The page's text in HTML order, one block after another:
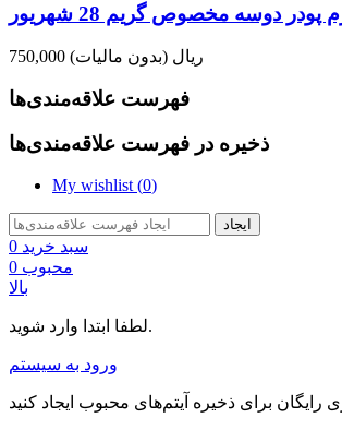
دوسه مخصوص گریم 28 شهریور
750,000 ریال (بدون مالیات)
فهرست علاقه‌مندی‌ها
ذخیره در فهرست علاقه‌مندی‌ها
My wishlist (0)
ایجاد
سبد خرید 0
محبوب 0
بالا
لطفا ابتدا وارد شوید.
ورود به سیستم